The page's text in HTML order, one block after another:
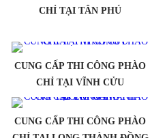
CHỈ TẠI TÂN PHÚ
CUNG CẤP THI CÔNG PHÀO
CHỈ TẠI VĨNH CỬU
CUNG CẤP THI CÔNG PHÀO